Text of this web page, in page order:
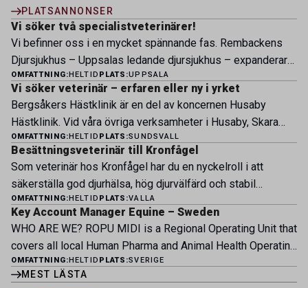
PLATSANNONSER
Vi söker två specialistveterinärer!
Vi befinner oss i en mycket spännande fas. Rembackens
Djursjukhus – Uppsalas ledande djursjukhus – expanderar
nu sin specialistverksamhet och söker legitimerade
veterinärer med specialistkompetens som vill vara med
och forma vårt nästa kapitel. Hos oss möter du ett
engagerat team, moderna faciliteter och verkliga
möjligheter att bedriva avancerad djursjukvård. Vad vi
erbjuder Särskilt meriterande: […]
OMFATTNING: HELTID PLATS:UPPSALA
Vi söker veterinär – erfaren eller ny i yrket
Bergsåkers Hästklinik är en del av koncernen Husaby
Hästklinik. Vid våra övriga verksamheter i Husaby, Skara
och Bjertorp jobbar idag ett 60-tal medarbetare. Om kliniken
Bergsåkers Hästklinik bedriver veterinärverksamhet i en
modern klinik vid Bergsåkers travbana, Sundsvall. Vi
erbjuder ett mångfasetterat utbud av undersökningar och
behandlingar i välutrustade lokaler. Vi har cirka 7 500
patienter […]
OMFATTNING: HELTID PLATS:SUNDSVALL
Besättningsveterinär till Kronfågel
Som veterinär hos Kronfågel har du en nyckelroll i att
säkerställa god djurhälsa, hög djurvälfärd och stabil
produktion genom hela värdekedjan. Du arbetar nära våra
kontrakterade uppfödare och tillsammans med kollegor
inom produktion, kläckeri, slakt och kvalitet. Rollen präglas
av proaktivt arbete, kunskapsdelning och kontinuerlig
utveckling, där du bidrar till att stärka svensk
OMFATTNING: HELTID PLATS:VALLA
Key Account Manager Equine – Sweden
WHO ARE WE? ROPU MIDI is a Regional Operating Unit that
covers all local Human Pharma and Animal Health Operating
Units across Belgium, Denmark, Norway, Finland, Greece,
Portugal, Sweden, and The Netherlands. MIDI has a
OMFATTNING: HELTID PLATS:SVERIGE
MEST LÄSTA